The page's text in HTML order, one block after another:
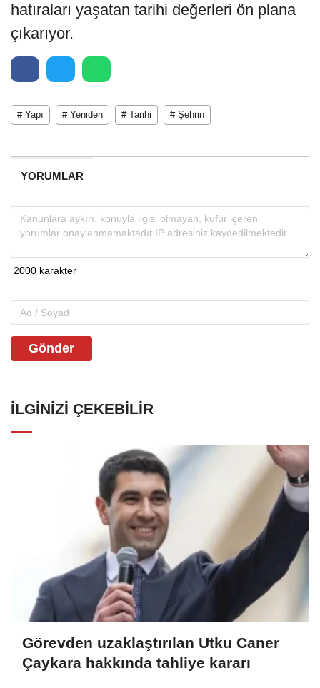
hatıraları yaşatan tarihi değerleri ön plana
çıkarıyor.
# Yapı # Yeniden # Tarihi # Şehrin
YORUMLAR
Gönder
İLGINIZI ÇEKEBILIR
Görevden uzaklaştırılan Utku Caner
Çaykara hakkında tahliye kararı